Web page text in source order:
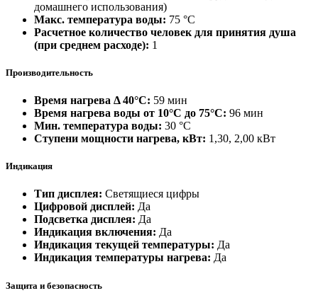
домашнего использования)
Макс. температура воды: 75 °С
Расчетное количество человек для принятия душа
(при среднем расходе): 1
Производительность
Время нагрева Δ 40°С: 59 мин
Время нагрева воды от 10°С до 75°С: 96 мин
Мин. температура воды: 30 °С
Ступени мощности нагрева, кВт: 1,30, 2,00 кВт
Индикация
Тип дисплея: Светящиеся цифры
Цифровой дисплей: Да
Подсветка дисплея: Да
Индикация включения: Да
Индикация текущей температуры: Да
Индикация температуры нагрева: Да
Защита и безопасность